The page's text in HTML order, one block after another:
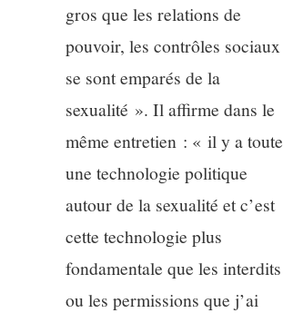
gros que les relations de
pouvoir, les contrôles sociaux
se sont emparés de la
sexualité ». Il affirme dans le
même entretien : « il y a toute
une technologie politique
autour de la sexualité et c’est
cette technologie plus
fondamentale que les interdits
ou les permissions que j’ai